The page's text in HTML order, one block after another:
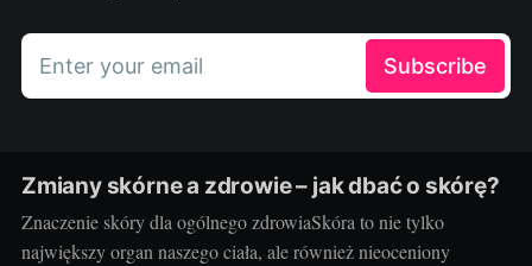
Enter your email Subscribe
Zmiany skórne a zdrowie – jak dbać o skórę?
Znaczenie skóry dla ogólnego zdrowiaSkóra to nie tylko
największy organ naszego ciała, ale również nieoceniony